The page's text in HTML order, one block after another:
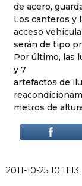
de acero,
Los canteros y
acceso
serán de tipo
Por último, las
y 7
artefactos de
metros de
2011-10-25 10:11:13